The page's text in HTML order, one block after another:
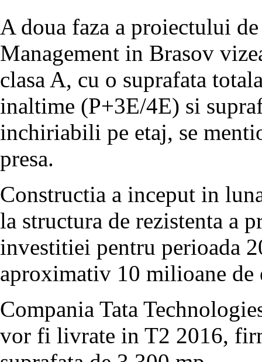
A doua faza a proiectului
Management in Brasov
clasa A, cu o suprafata
inaltime (P+3E/4E) si
inchiriabili pe etaj, se
presa.
Constructia a inceput in
la structura de rezistenta a
investitiei pentru perioada
aproximativ 10 milioane
Compania Tata
vor fi livrate in T2 2016,